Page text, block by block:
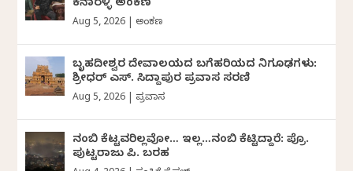
ಕನಾರಳ್ಳಿ ಅಂಕಣ
Aug 5, 2026 ಅಂಕಣ
ಬೃಹದೀಶ್ವರ ದೇವಾಲಯದ ಬಗೆಹರಿಯದ ನಿಗೂಢಗಳು:
ಶ್ರೀಧರ್‌ ಎಸ್.‌ ಸಿದ್ದಾಪುರ ಪ್ರವಾಸ ಸರಣಿ
Aug 5, 2026 ಪ್ರವಾಸ
ನಂಬಿ ಕೆಟ್ಟವರಿಲ್ಲವೋ… ಇಲ್ಲ…ನಂಬಿ ಕೆಟ್ಟಿದ್ದಾರೆ: ಪ್ರೊ.
ಪುಟ್ಟರಾಜು ಪಿ. ಬರಹ